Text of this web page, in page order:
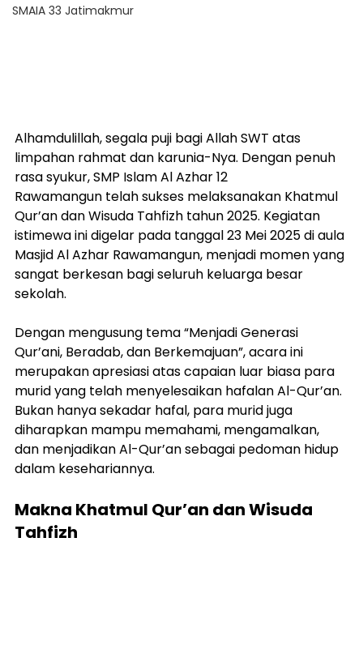
SMAIA 33 Jatimakmur
Alhamdulillah, segala puji bagi Allah SWT atas
limpahan rahmat dan karunia-Nya. Dengan penuh
rasa syukur, SMP Islam Al Azhar 12
Rawamangun telah sukses melaksanakan Khatmul
Qur’an dan Wisuda Tahfizh tahun 2025. Kegiatan
istimewa ini digelar pada tanggal 23 Mei 2025 di aula
Masjid Al Azhar Rawamangun, menjadi momen yang
sangat berkesan bagi seluruh keluarga besar
sekolah.
Dengan mengusung tema “Menjadi Generasi
Qur’ani, Beradab, dan Berkemajuan”, acara ini
merupakan apresiasi atas capaian luar biasa para
murid yang telah menyelesaikan hafalan Al-Qur’an.
Bukan hanya sekadar hafal, para murid juga
diharapkan mampu memahami, mengamalkan,
dan menjadikan Al-Qur’an sebagai pedoman hidup
dalam kesehariannya.
Makna Khatmul Qur’an dan Wisuda
Tahfizh